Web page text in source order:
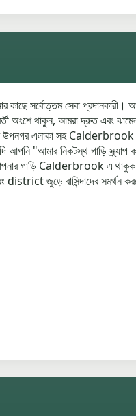
সর্বোত্তম সেবা প্রদানকারী।
থাকুন, আমরা দ্রুত এবং
উপনগর এলাকা সহ
আপনি "আমার নিকটস্থ গাড়ি
গাড়ি Calderbrook এ
জুড়ে বাসিন্দাদের সমর্থন